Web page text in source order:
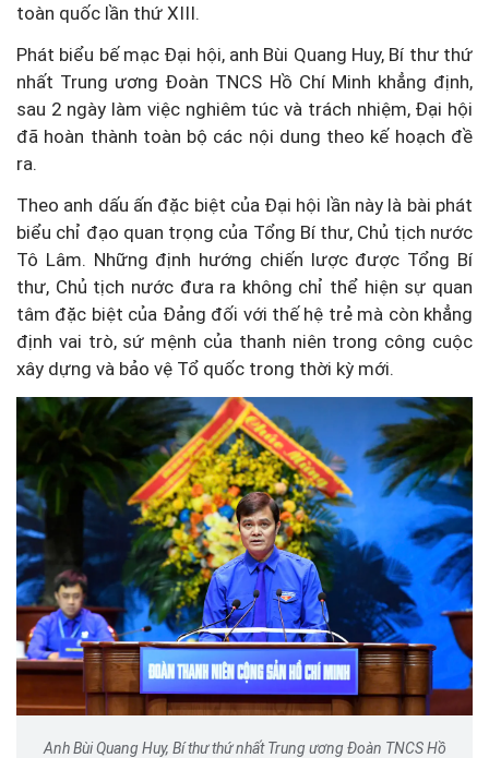
toàn quốc lần thứ XIII.
Phát biểu bế mạc Đại hội, anh Bùi Quang Huy, Bí thư thứ
nhất Trung ương Đoàn TNCS Hồ Chí Minh khẳng định,
sau 2 ngày làm việc nghiêm túc và trách nhiệm, Đại hội
đã hoàn thành toàn bộ các nội dung theo kế hoạch đề
ra.
Theo anh dấu ấn đặc biệt của Đại hội lần này là bài phát
biểu chỉ đạo quan trọng của Tổng Bí thư, Chủ tịch nước
Tô Lâm. Những định hướng chiến lược được Tổng Bí
thư, Chủ tịch nước đưa ra không chỉ thể hiện sự quan
tâm đặc biệt của Đảng đối với thế hệ trẻ mà còn khẳng
định vai trò, sứ mệnh của thanh niên trong công cuộc
xây dựng và bảo vệ Tổ quốc trong thời kỳ mới.
Anh Bùi Quang Huy, Bí thư thứ nhất Trung ương Đoàn TNCS Hồ